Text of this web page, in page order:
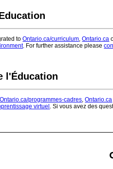
toOntario.ca/curriculum ,Ontario.ca
. For further assistance please
l'Éducation
Ontario.ca/programmes-cadres ,Ontario.ca
virtuel . Si vous avez des